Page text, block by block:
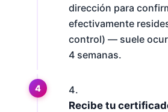
dirección para
efectivamente
control) — suele
4 semanas.
Recibe tu